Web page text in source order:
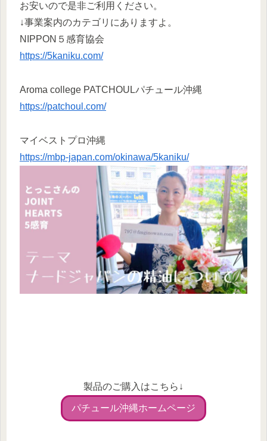
お安いので是非ご利用ください。
↓事業案内のカテゴリにありますよ。
NIPPON５感育協会
https://5kaniku.com/
Aroma college PATCHOULパチュール沖縄
https://patchoul.com/
マイベストプロ沖縄
https://mbp-japan.com/okinawa/5kaniku/
製品のご購入はこちら↓
パチュール沖縄ホームページ